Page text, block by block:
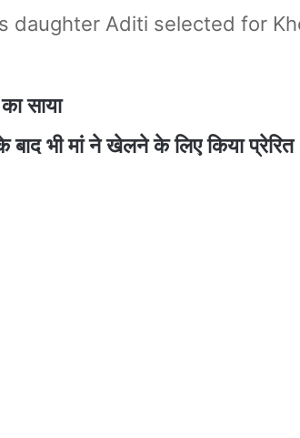
daughter Aditi selected for
साया
बाद भी मां ने खेलने के लिए किया प्रेरित